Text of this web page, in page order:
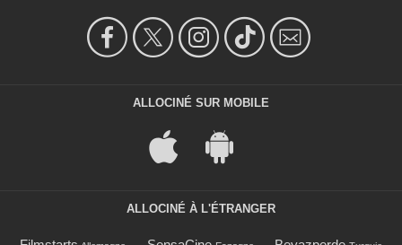
ALLOCINÉ SUR MOBILE
ALLOCINÉ À L'ÉTRANGER